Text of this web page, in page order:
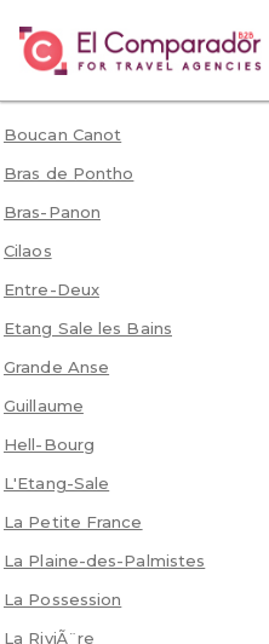
Boucan Canot
Bras de Pontho
Bras-Panon
Cilaos
Entre-Deux
Etang Sale les Bains
Grande Anse
Guillaume
Hell-Bourg
L'Etang-Sale
La Petite France
La Plaine-des-Palmistes
La Possession
La RiviÃ¨re